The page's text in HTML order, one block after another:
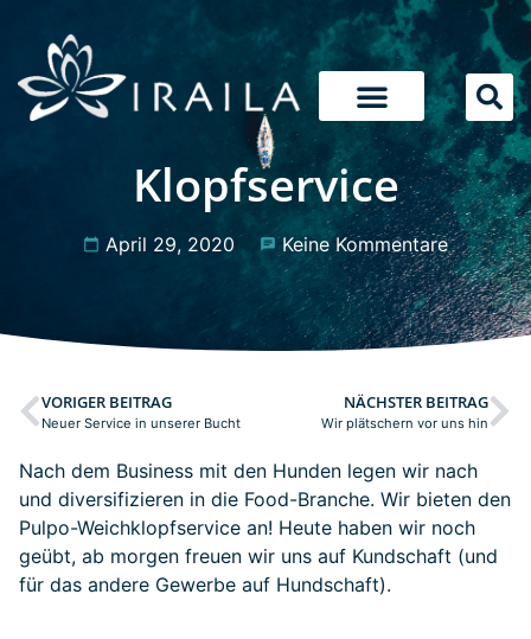
Klopfservice
April 29, 2020 Keine Kommentare
VORIGER BEITRAG
Neuer Service in unserer Bucht
NÄCHSTER BEITRAG
Wir plätschern vor uns hin
Nach dem Business mit den Hunden legen wir nach
und diversifizieren in die Food-Branche. Wir bieten den
Pulpo-Weichklopfservice an! Heute haben wir noch
geübt, ab morgen freuen wir uns auf Kundschaft (und
für das andere Gewerbe auf Hundschaft).